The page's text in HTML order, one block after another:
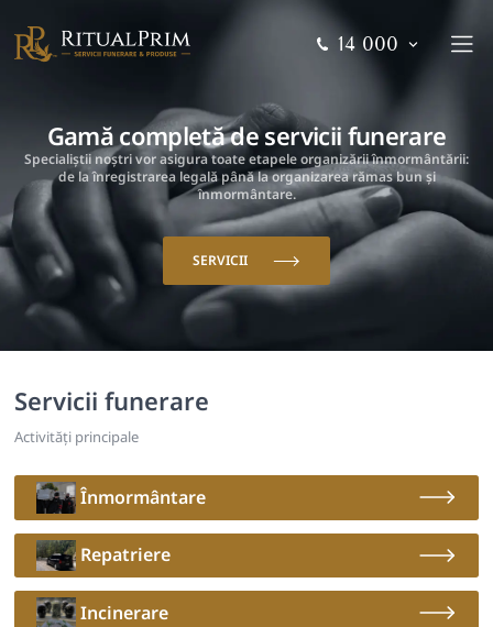
14 000
Gamă completă de servicii funerare
Specialiștii noștri vor asigura toate etapele organizării înmormântării:
de la înregistrarea legală până la organizarea rămas bun și
înmormântare.
SERVICII
Servicii funerare
Activități principale
Înmormântare
Repatriere
Incinerare